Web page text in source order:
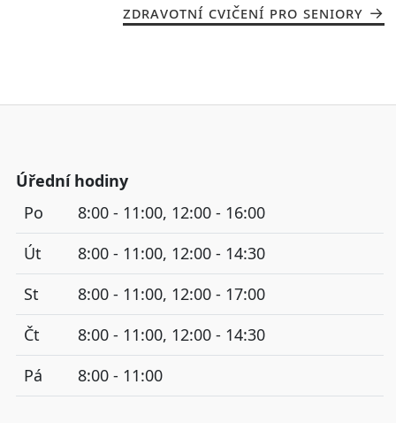
ZDRAVOTNÍ CVIČENÍ PRO SENIORY
Úřední hodiny
Po
8:00 - 11:00, 12:00 - 16:00
Út
8:00 - 11:00, 12:00 - 14:30
St
8:00 - 11:00, 12:00 - 17:00
Čt
8:00 - 11:00, 12:00 - 14:30
Pá
8:00 - 11:00